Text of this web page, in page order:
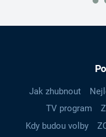
Jak zhubnout
TV program
Kdy budou volby